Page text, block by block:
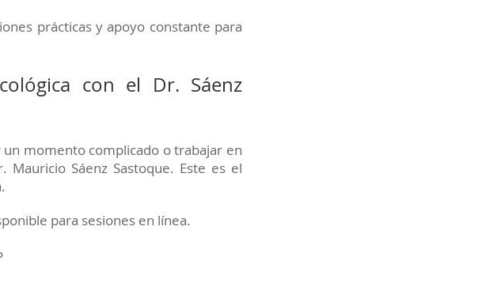
prácticas y apoyo constante para
con el Dr. Sáenz
momento complicado o trabajar en
Sáenz Sastoque. Este es el
para sesiones en línea.